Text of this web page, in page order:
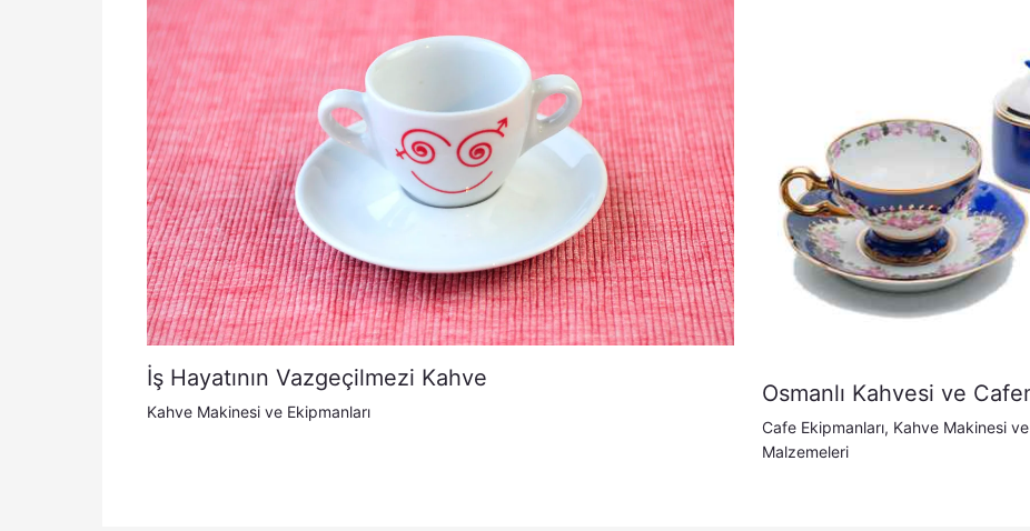
İş Hayatının Vazgeçilmezi Kahve
Kahve Makinesi ve Ekipmanları
Osmanlı Kahvesi ve
Cafe Ekipmanları, Kahve Makinesi
Malzemeleri